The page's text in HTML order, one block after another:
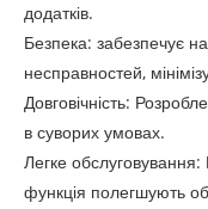
додатків.
Безпека: забезпечує
несправностей,
Довговічність:
в суворих умовах.
Легке
функція полегшують